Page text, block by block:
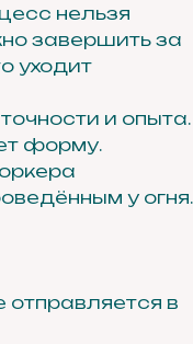
нельзя
завершить за
уходит
и опыта.
форму.
у огня.
в